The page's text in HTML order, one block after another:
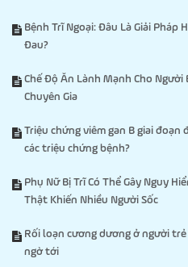
Bệnh Trĩ Ngoại: Đâu Là Giải Pháp
Đau?
Chế Độ Ăn Lành Mạnh Cho Người
Chuyên Gia
Triệu chứng viêm gan B giai đoạn
các triệu chứng bệnh?
Phụ Nữ Bị Trĩ Có Thể Gây Nguy
Thật Khiến Nhiều Người Sốc
Rối loạn cương dương ở người
ngờ tới